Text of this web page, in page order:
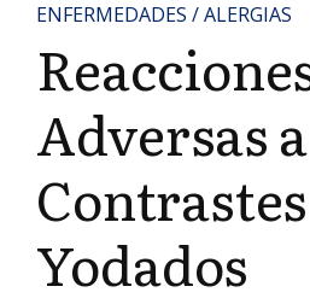
ENFERMEDADES / ALERGIAS
Adversas
Contrastes
Yodados